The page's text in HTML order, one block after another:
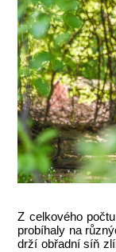
Z celkového
probíhaly na
drží obřadní síň